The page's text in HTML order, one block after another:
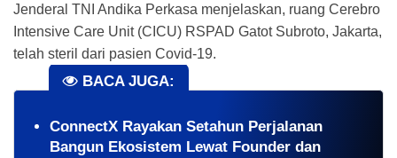
Jenderal TNI Andika Perkasa menjelaskan, ruang Cerebro
Intensive Care Unit (CICU) RSPAD Gatot Subroto, Jakarta,
telah steril dari pasien Covid-19.
BACA JUGA:
ConnectX Rayakan Setahun Perjalanan
Bangun Ekosistem Lewat Founder dan